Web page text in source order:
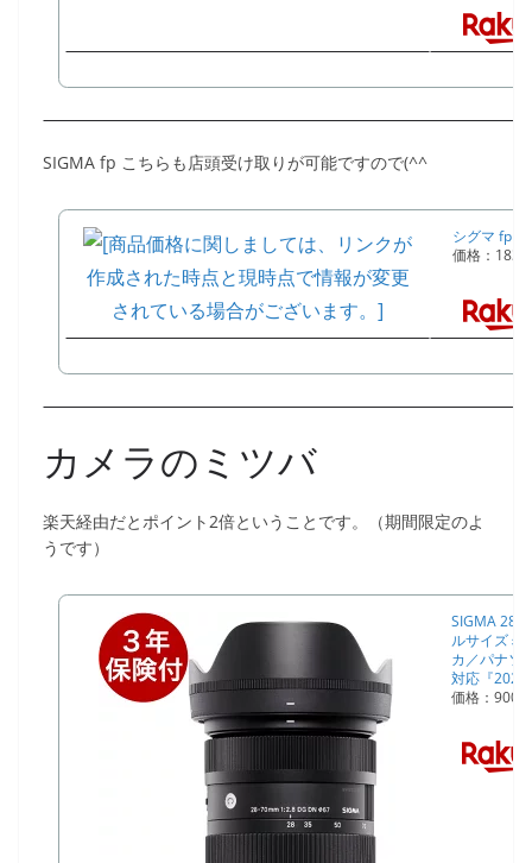
SIGMA fp こちらも店頭受け取りが可能ですので(^^
シグマ fp
価格：
カメラのミツバ
楽天経由だとポイント2倍ということです。（期間限定のよ
うです）
SIGMA 28-
ルサイズミ
カ／パナソ
対応『
価格：